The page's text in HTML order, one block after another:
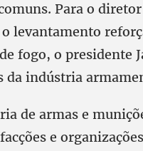
Para o
levantamento
fogo, o presidente
da indústria
de armas e
e